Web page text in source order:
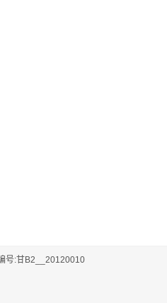
号:甘B2__20120010